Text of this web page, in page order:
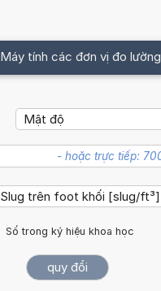
Máy tính các đơn vị đo lường
Số trong ký hiệu khoa học